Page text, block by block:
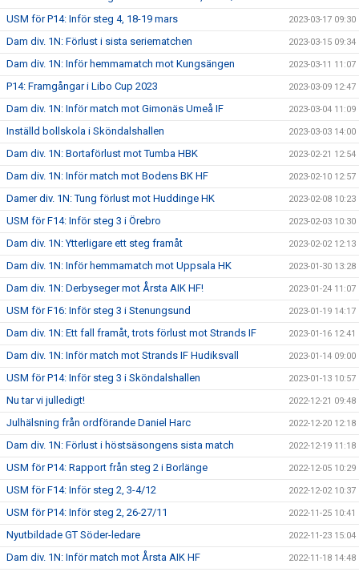
USM för P14: Inför steg 4, 18-19 mars 2023-03-17 09:30
Dam div. 1N: Förlust i sista seriematchen 2023-03-15 09:34
Dam div. 1N: Inför hemmamatch mot Kungsängen 2023-03-11 11:07
P14: Framgångar i Libo Cup 2023 2023-03-09 12:47
Dam div. 1N: Inför match mot Gimonäs Umeå IF 2023-03-04 11:09
Inställd bollskola i Sköndalshallen 2023-03-03 14:00
Dam div. 1N: Bortaförlust mot Tumba HBK 2023-02-21 12:54
Dam div. 1N: Inför match mot Bodens BK HF 2023-02-10 12:57
Damer div. 1N: Tung förlust mot Huddinge HK 2023-02-08 10:23
USM för F14: Inför steg 3 i Örebro 2023-02-03 10:30
Dam div. 1N: Ytterligare ett steg framåt 2023-02-02 12:13
Dam div. 1N: Inför hemmamatch mot Uppsala HK 2023-01-30 13:28
Dam div. 1N: Derbyseger mot Årsta AIK HF! 2023-01-24 11:07
USM för F16: Inför steg 3 i Stenungsund 2023-01-19 14:17
Dam div. 1N: Ett fall framåt, trots förlust mot Strands IF 2023-01-16 12:41
Dam div. 1N: Inför match mot Strands IF Hudiksvall 2023-01-14 09:00
USM för P14: Inför steg 3 i Sköndalshallen 2023-01-13 10:57
Nu tar vi julledigt! 2022-12-21 09:48
Julhälsning från ordförande Daniel Harc 2022-12-20 12:18
Dam div. 1N: Förlust i höstsäsongens sista match 2022-12-19 11:18
USM för P14: Rapport från steg 2 i Borlänge 2022-12-05 10:29
USM för F14: Inför steg 2, 3-4/12 2022-12-02 10:37
USM för P14: Inför steg 2, 26-27/11 2022-11-25 10:41
Nyutbildade GT Söder-ledare 2022-11-23 15:04
Dam div. 1N: Inför match mot Årsta AIK HF 2022-11-18 14:48